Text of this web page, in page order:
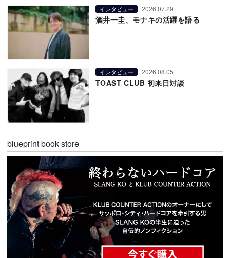
インタビュー 2026.07.29
酒井一圭、モナキの活躍を語る
インタビュー 2026.08.05
TOAST CLUB 初来日対談
blueprint book store